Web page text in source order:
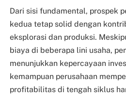
Dari sisi fundamental, prospek
kedua tetap solid dengan
eksplorasi dan produksi.
biaya di beberapa lini usaha,
menunjukkan kepercayaan
kemampuan perusahaan
profitabilitas di tengah siklus